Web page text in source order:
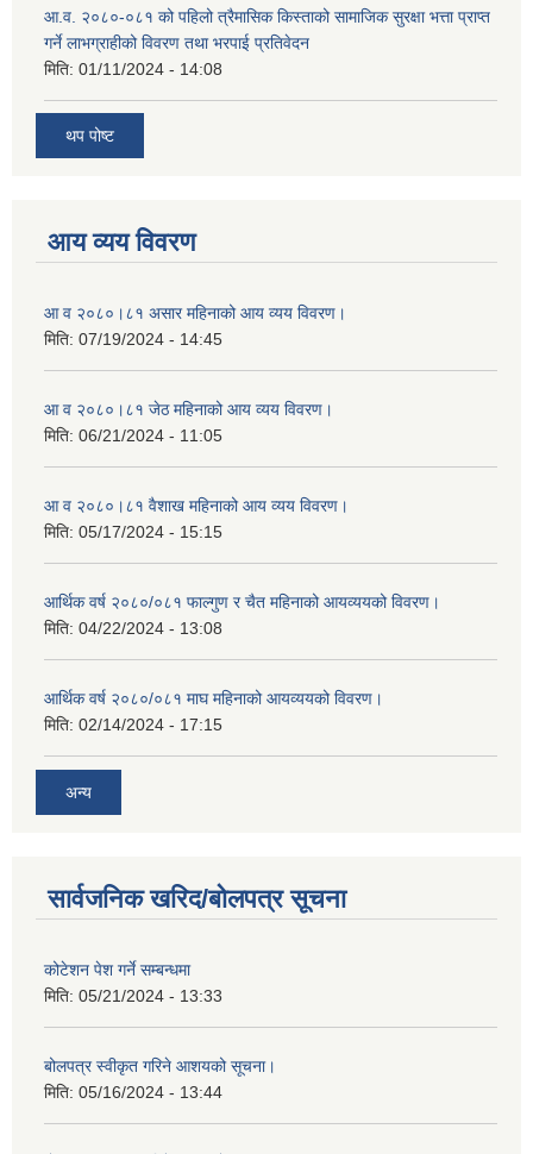
आ.व. २०८०-०८१ को पहिलो त्रैमासिक किस्ताको सामाजिक सुरक्षा भत्ता प्राप्त
गर्ने लाभग्राहीको विवरण तथा भरपाई प्रतिवेदन
मिति: 01/11/2024 - 14:08
थप पोष्ट
आय व्यय विवरण
आ व २०८०।८१ असार महिनाको आय व्यय विवरण।
मिति: 07/19/2024 - 14:45
आ व २०८०।८१ जेठ महिनाको आय व्यय विवरण।
मिति: 06/21/2024 - 11:05
आ व २०८०।८१ वैशाख महिनाको आय व्यय विवरण।
मिति: 05/17/2024 - 15:15
आर्थिक वर्ष २०८०/०८१ फाल्गुण र चैत महिनाको आयव्ययको विवरण।
मिति: 04/22/2024 - 13:08
आर्थिक वर्ष २०८०/०८१ माघ महिनाको आयव्ययको विवरण।
मिति: 02/14/2024 - 17:15
अन्य
सार्वजनिक खरिद/बोलपत्र सूचना
कोटेशन पेश गर्ने सम्बन्धमा
मिति: 05/21/2024 - 13:33
बोलपत्र स्वीकृत गरिने आशयको सूचना।
मिति: 05/16/2024 - 13:44